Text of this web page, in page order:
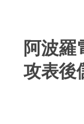
阿波羅
攻表後